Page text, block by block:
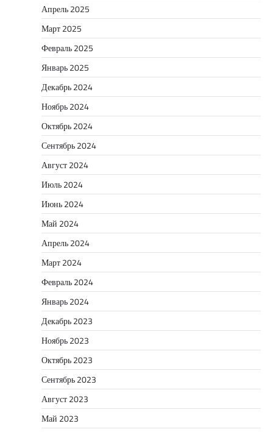
Апрель 2025
Март 2025
Февраль 2025
Январь 2025
Декабрь 2024
Ноябрь 2024
Октябрь 2024
Сентябрь 2024
Август 2024
Июль 2024
Июнь 2024
Май 2024
Апрель 2024
Март 2024
Февраль 2024
Январь 2024
Декабрь 2023
Ноябрь 2023
Октябрь 2023
Сентябрь 2023
Август 2023
Май 2023